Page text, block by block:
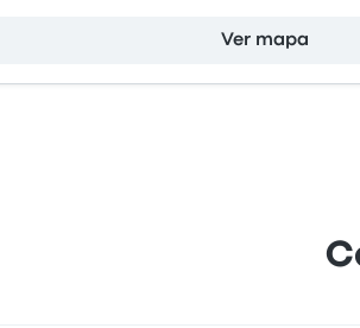
Ver mapa